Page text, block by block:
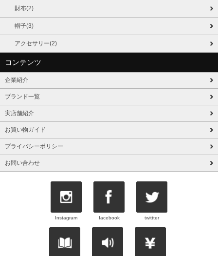
財布(2)
帽子(3)
アクセサリー(2)
コンテンツ
企業紹介
ブランド一覧
実店舗紹介
お買い物ガイド
プライバシーポリシー
お問い合わせ
Instagram facebook twittter